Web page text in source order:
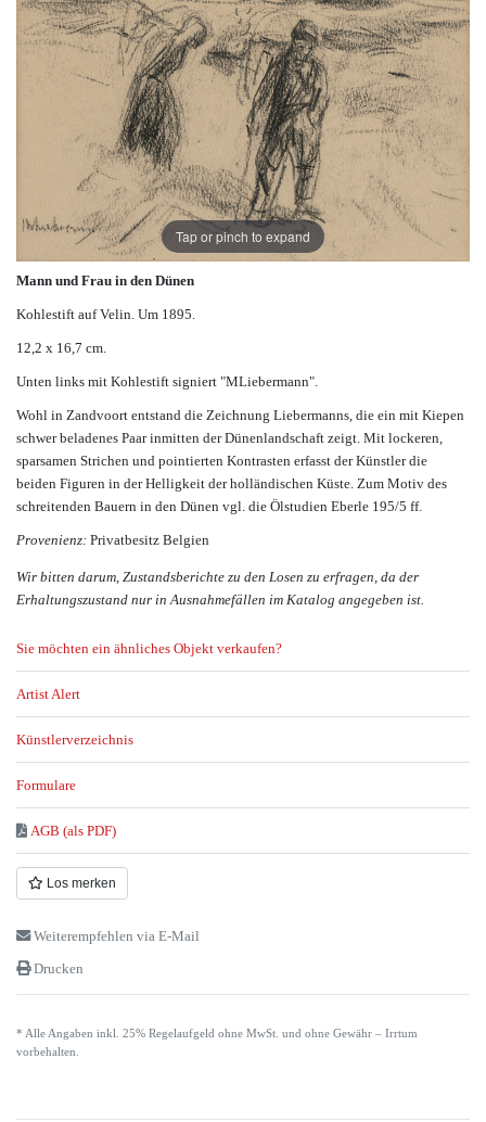
Tap or pinch to expand
Mann und Frau in den Dünen
Kohlestift auf Velin. Um 1895.
12,2 x 16,7 cm.
Unten links mit Kohlestift signiert "MLiebermann".
Wohl in Zandvoort entstand die Zeichnung Liebermanns, die ein mit Kiepen
schwer beladenes Paar inmitten der Dünenlandschaft zeigt. Mit lockeren,
sparsamen Strichen und pointierten Kontrasten erfasst der Künstler die
beiden Figuren in der Helligkeit der holländischen Küste. Zum Motiv des
schreitenden Bauern in den Dünen vgl. die Ölstudien Eberle 195/5 ff.
Provenienz: Privatbesitz Belgien
Wir bitten darum, Zustandsberichte zu den Losen zu erfragen, da der
Erhaltungszustand nur in Ausnahmefällen im Katalog angegeben ist.
Sie möchten ein ähnliches Objekt verkaufen?
Artist Alert
Künstlerverzeichnis
Formulare
AGB (als PDF)
Los merken
Weiterempfehlen via E-Mail
Drucken
* Alle Angaben inkl. 25% Regelaufgeld ohne MwSt. und ohne Gewähr – Irrtum
vorbehalten.